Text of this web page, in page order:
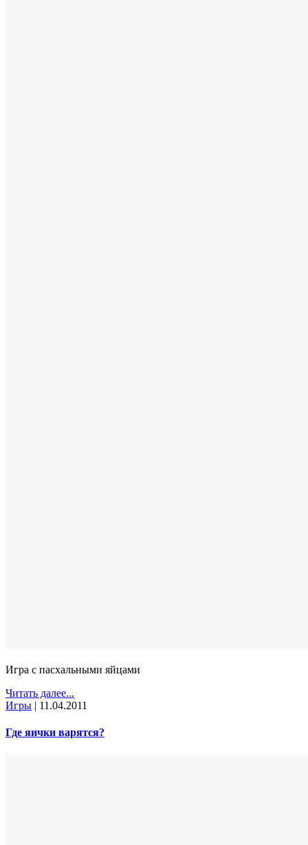
Игра с пасхальными яйцами
Читать далее...
Игры | 11.04.2011
Где яички варятся?